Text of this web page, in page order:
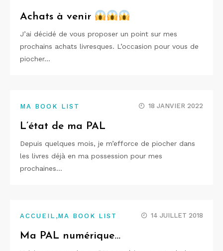
Achats à venir
J’ai décidé de vous proposer un point sur mes
prochains achats livresques. L’occasion pour vous de
piocher…
MA BOOK LIST 18 JANVIER 2022
L’état de ma PAL
Depuis quelques mois, je m’efforce de piocher dans
les livres déjà en ma possession pour mes
prochaines…
ACCUEIL ,MA BOOK LIST 14 JUILLET 2018
Ma PAL numérique…